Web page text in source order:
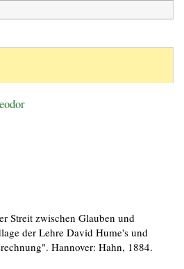
Streit zwischen Glauben und
der Lehre David Hume's und
Hannover: Hahn, 1884.